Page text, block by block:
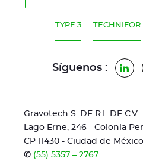
TYPE 3 TECHNIFOR
Síguenos :
Gravotech S. DE R.L DE C.V
Lago Erne, 246 - Colonia
CP 11430 - Ciudad de México
✆ (55) 5357 – 2767